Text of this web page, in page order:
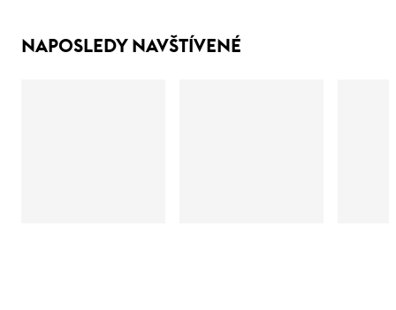
NAPOSLEDY NAVŠTÍVENÉ